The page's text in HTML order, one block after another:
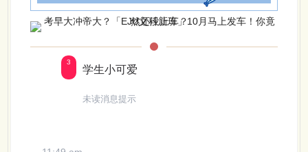
3
学生小可爱
未读消息提示